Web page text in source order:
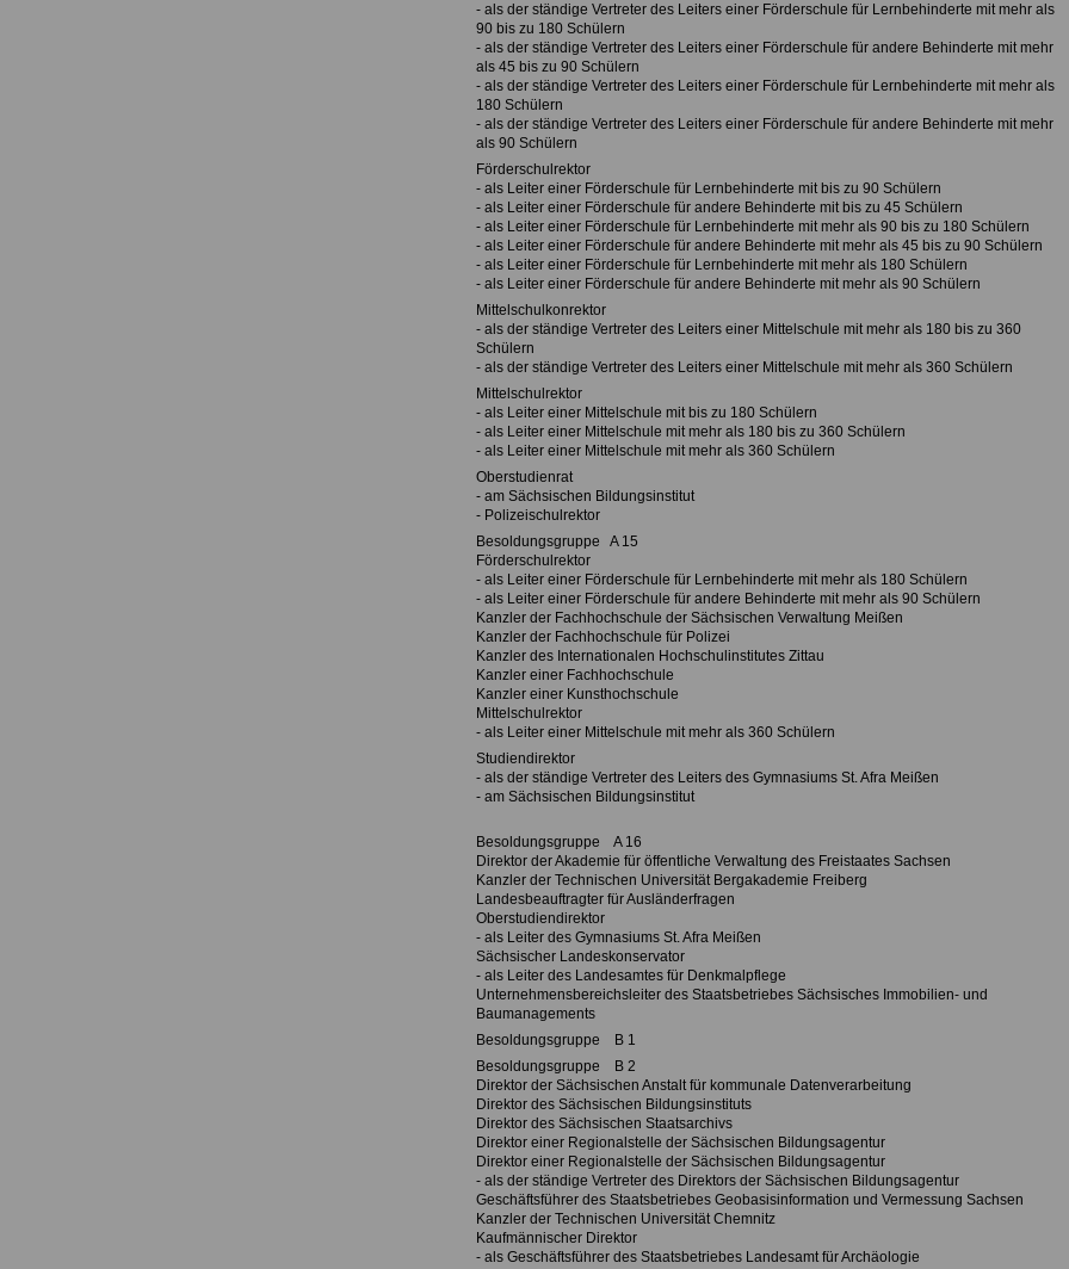
- als der ständige Vertreter des Leiters einer Förderschule für Lernbehinderte mit mehr als
90 bis zu 180 Schülern
- als der ständige Vertreter des Leiters einer Förderschule für andere Behinderte mit mehr
als 45 bis zu 90 Schülern
- als der ständige Vertreter des Leiters einer Förderschule für Lernbehinderte mit mehr als
180 Schülern
- als der ständige Vertreter des Leiters einer Förderschule für andere Behinderte mit mehr
als 90 Schülern
Förderschulrektor
- als Leiter einer Förderschule für Lernbehinderte mit bis zu 90 Schülern
- als Leiter einer Förderschule für andere Behinderte mit bis zu 45 Schülern
- als Leiter einer Förderschule für Lernbehinderte mit mehr als 90 bis zu 180 Schülern
- als Leiter einer Förderschule für andere Behinderte mit mehr als 45 bis zu 90 Schülern
- als Leiter einer Förderschule für Lernbehinderte mit mehr als 180 Schülern
- als Leiter einer Förderschule für andere Behinderte mit mehr als 90 Schülern
Mittelschulkonrektor
- als der ständige Vertreter des Leiters einer Mittelschule mit mehr als 180 bis zu 360
Schülern
- als der ständige Vertreter des Leiters einer Mittelschule mit mehr als 360 Schülern
Mittelschulrektor
- als Leiter einer Mittelschule mit bis zu 180 Schülern
- als Leiter einer Mittelschule mit mehr als 180 bis zu 360 Schülern
- als Leiter einer Mittelschule mit mehr als 360 Schülern
Oberstudienrat
- am Sächsischen Bildungsinstitut
- Polizeischulrektor
Besoldungsgruppe A 15
Förderschulrektor
- als Leiter einer Förderschule für Lernbehinderte mit mehr als 180 Schülern
- als Leiter einer Förderschule für andere Behinderte mit mehr als 90 Schülern
Kanzler der Fachhochschule der Sächsischen Verwaltung Meißen
Kanzler der Fachhochschule für Polizei
Kanzler des Internationalen Hochschulinstitutes Zittau
Kanzler einer Fachhochschule
Kanzler einer Kunsthochschule
Mittelschulrektor
- als Leiter einer Mittelschule mit mehr als 360 Schülern
Studiendirektor
- als der ständige Vertreter des Leiters des Gymnasiums St. Afra Meißen
- am Sächsischen Bildungsinstitut
Besoldungsgruppe A 16
Direktor der Akademie für öffentliche Verwaltung des Freistaates Sachsen
Kanzler der Technischen Universität Bergakademie Freiberg
Landesbeauftragter für Ausländerfragen
Oberstudiendirektor
- als Leiter des Gymnasiums St. Afra Meißen
Sächsischer Landeskonservator
- als Leiter des Landesamtes für Denkmalpflege
Unternehmensbereichsleiter des Staatsbetriebes Sächsisches Immobilien- und
Baumanagements
Besoldungsgruppe B 1
Besoldungsgruppe B 2
Direktor der Sächsischen Anstalt für kommunale Datenverarbeitung
Direktor des Sächsischen Bildungsinstituts
Direktor des Sächsischen Staatsarchivs
Direktor einer Regionalstelle der Sächsischen Bildungsagentur
Direktor einer Regionalstelle der Sächsischen Bildungsagentur
- als der ständige Vertreter des Direktors der Sächsischen Bildungsagentur
Geschäftsführer des Staatsbetriebes Geobasisinformation und Vermessung Sachsen
Kanzler der Technischen Universität Chemnitz
Kaufmännischer Direktor
- als Geschäftsführer des Staatsbetriebes Landesamt für Archäologie